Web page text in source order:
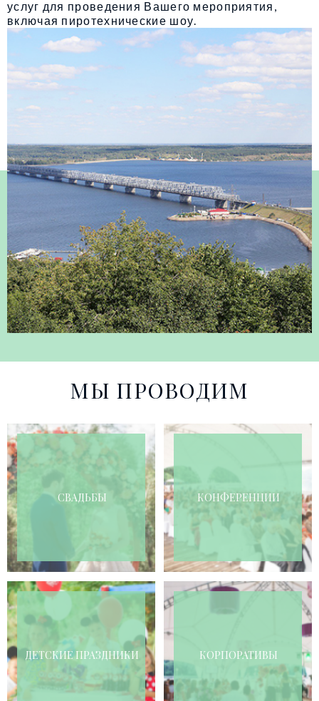
услуг для проведения Вашего мероприятия,
включая пиротехнические шоу.
МЫ ПРОВОДИМ
СВАДЬБЫ КОНФЕРЕНЦИИ
ДЕТСКИЕ ПРАЗДНИКИ КОРПОРАТИВЫ